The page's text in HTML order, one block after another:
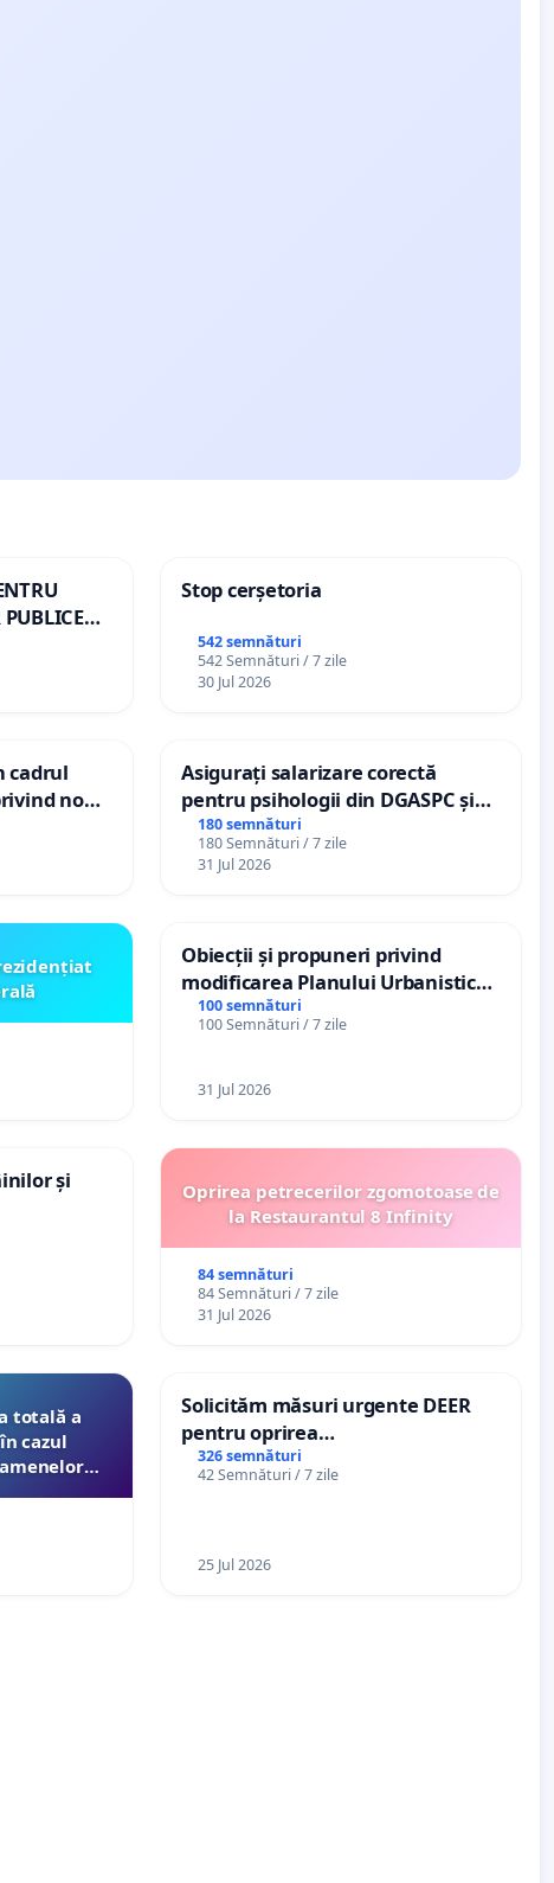
PUBLICE
Stop cerșetoria
542 semnături
542 Semnături / 7 zile
30 Jul 2026
cadrul
noul
(PUG)
Asigurați salarizare corectă
pentru psihologii din DGASPC și
spitale
180 semnături
180 Semnături / 7 zile
31 Jul 2026
Obiecții și propuneri privind
modificarea Planului Urbanistic
General al orașului Ialoveni
100 semnături
100 Semnături / 7 zile
31 Jul 2026
și
Oprirea petrecerilor zgomotoase de
la Restaurantul 8 Infinity
84 semnături
84 Semnături / 7 zile
31 Jul 2026
totală a
cazul
Solicităm măsuri urgente DEER
pentru oprirea
microîntreruperilor bruște și
zilnice de curent în Sâncraiu de
326 semnături
42 Semnături / 7 zile
25 Jul 2026